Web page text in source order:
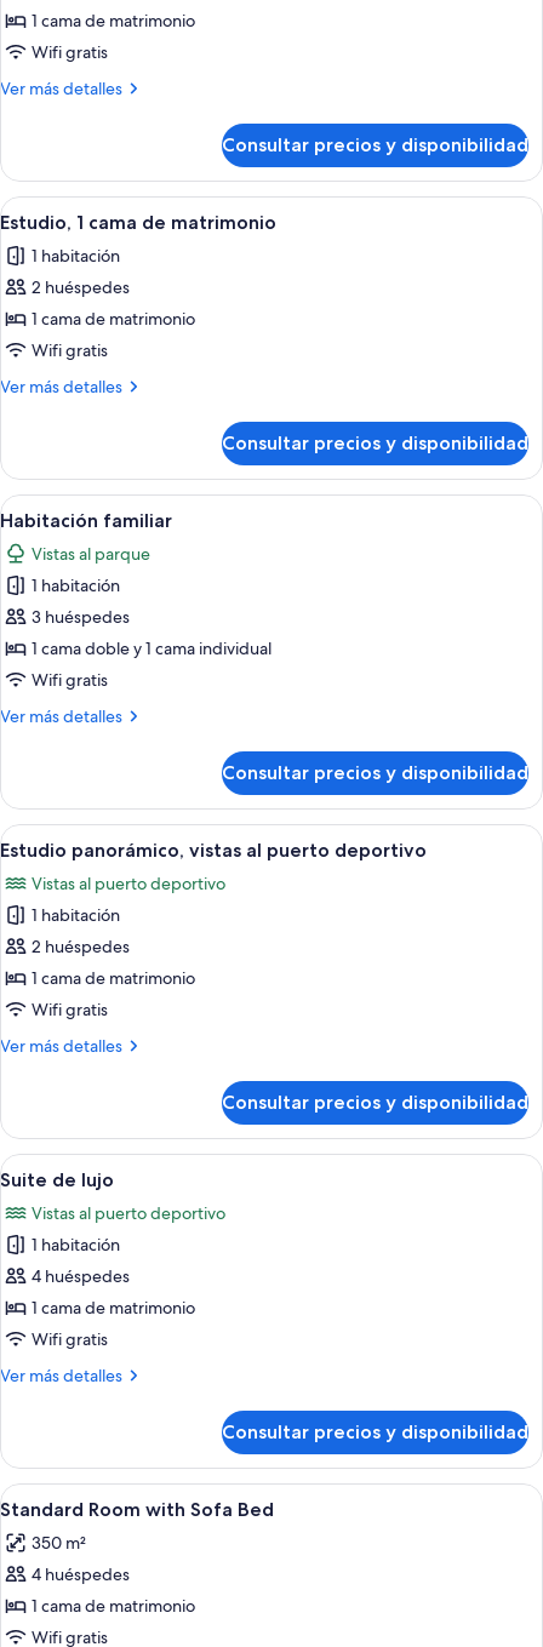
Confort,
1
cama
balcón,
vistas
parciales
al
mar
1 cama de matrimonio
Wifi gratis
Ver más detalles
Más
Confort,
cama
matrimonio,
balcón,
parciales
al
Consultar precios y disponibilidad
Abrir
todas
las
fotos
de
Estudio,
1
matrimonio
Un dormitorio moderno con una
7
Estudio, 1 cama de matrimonio
1 habitación
2 huéspedes
1 cama de matrimonio
Wifi gratis
Ver más detalles
Más
1
cama
de
matrimonio
Consultar precios y disponibilidad
Abrir
todas
las
fotos
de
Habitación
familiar
Un dormitorio con cama, mesita de
7
Habitación familiar
Vistas al parque
1 habitación
3 huéspedes
1 cama doble y 1 cama individual
Wifi gratis
Ver más detalles
Más
familiar
Consultar precios y disponibilidad
Abrir
todas
las
fotos
de
Estudio
panorámico,
al
Habitación de hotel con cama,
9
Estudio panorámico, vistas al puerto deportivo
Vistas al puerto deportivo
1 habitación
2 huéspedes
1 cama de matrimonio
Wifi gratis
Ver más detalles
Más
panorámico,
vistas
al
deportivo
Consultar precios y disponibilidad
Abrir
todas
las
fotos
de
Suite
de
Una cama bien tendida con
7
Suite de lujo
Vistas al puerto deportivo
1 habitación
4 huéspedes
1 cama de matrimonio
Wifi gratis
Ver más detalles
Más
de
lujo
Consultar precios y disponibilidad
Abrir
todas
las
fotos
de
Standard
Una cama bien hecha con
3
Standard Room with Sofa Bed
350 m²
4 huéspedes
1 cama de matrimonio
Wifi gratis